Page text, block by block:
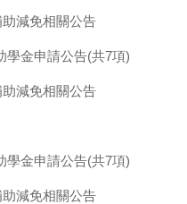
減免相關公告
學金申請公告(共7項)
減免相關公告
學金申請公告(共7項)
減免相關公告